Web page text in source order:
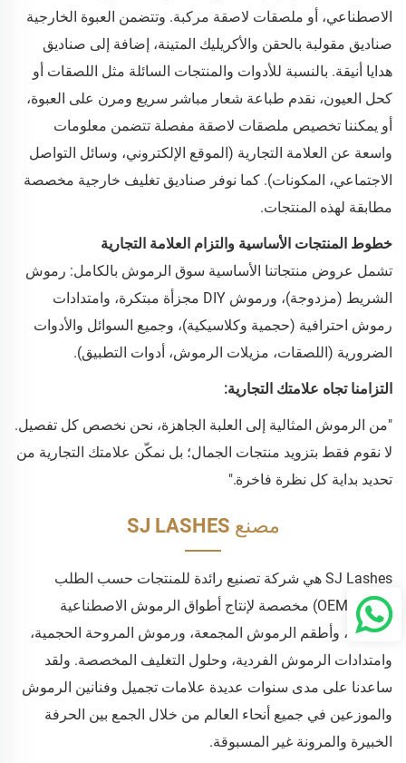
الاصطناعي، أو ملصقات لاصقة مركبة. وتتضمن العبوة الخارجية
صناديق مقولبة بالحقن والأكريليك المتينة، إضافة إلى صناديق
هدايا أنيقة. بالنسبة للأدوات والمنتجات السائلة مثل اللصقات أو
كحل العيون، نقدم طباعة شعار مباشر سريع ومرن على العبوة،
أو يمكننا تخصيص ملصقات لاصقة مفصلة تتضمن معلومات
واسعة عن العلامة التجارية (الموقع الإلكتروني، وسائل التواصل
الاجتماعي، المكونات). كما نوفر صناديق تغليف خارجية مخصصة
مطابقة لهذه المنتجات.
خطوط المنتجات الأساسية والتزام العلامة التجارية
تشمل عروض منتجاتنا الأساسية سوق الرموش بالكامل: رموش
الشريط (مزدوجة)، ورموش DIY مجزأة مبتكرة، وامتدادات
رموش احترافية (حجمية وكلاسيكية)، وجميع السوائل والأدوات
الضرورية (اللصقات، مزيلات الرموش، أدوات التطبيق).
التزامنا تجاه علامتك التجارية:
"من الرموش المثالية إلى العلبة الجاهزة، نحن نخصص كل تفصيل.
لا نقوم فقط بتزويد منتجات الجمال؛ بل نمكّن علامتك التجارية من
تحديد بداية كل نظرة فاخرة."
مصنع SJ LASHES
SJ Lashes هي شركة تصنيع رائدة للمنتجات حسب الطلب
(OEM/ODM) مخصصة لإنتاج أطواق الرموش الاصطناعية
الفاخرة، وأطقم الرموش المجمعة، ورموش المروحة الحجمية،
وامتدادات الرموش الفردية، وحلول التغليف المخصصة. ولقد
ساعدنا على مدى سنوات عديدة علامات تجميل وفنانين الرموش
والموزعين في جميع أنحاء العالم من خلال الجمع بين الحرفة
الخبيرة والمرونة غير المسبوقة.